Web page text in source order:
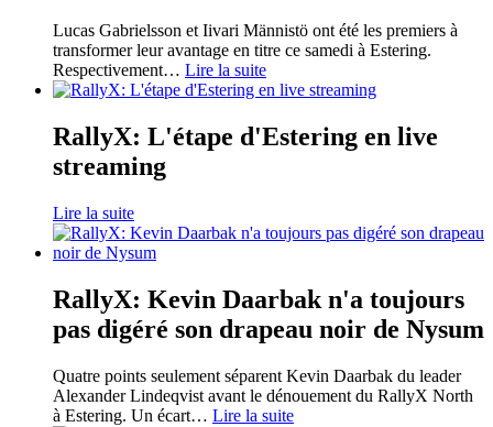
Lucas Gabrielsson et Iivari Männistö ont été les premiers à
transformer leur avantage en titre ce samedi à Estering.
Respectivement… Lire la suite
RallyX: L'étape d'Estering en live
streaming
Lire la suite
RallyX: Kevin Daarbak n'a toujours
pas digéré son drapeau noir de Nysum
Quatre points seulement séparent Kevin Daarbak du leader
Alexander Lindeqvist avant le dénouement du RallyX North
à Estering. Un écart… Lire la suite